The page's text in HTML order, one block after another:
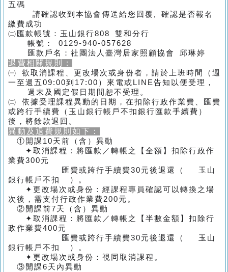
五碼
請確認收到本協會傳送給您回覆, 確認是否報名
繳費成功
㈡匯款帳號：玉山銀行808 雙和分行
帳號： 0129-940-057628
匯款戶名：社團法人臺灣居家照顧協會 邱琳婷
退費相關規則：
㈠ 欲取消課程、更改場次或身份者，請於上班時間（週
一至週五09:00到17:00）來電或LINE告知以便受理，
週末及國定假日期間恕不受理。
㈡ 依據受理課程異動的日期，在扣除行政作業費、匯費
或跨行手續費（玉山銀行帳戶不扣銀行匯款手續費）
後，將餘款退回。
異動及退費規則如下：
①開課10天前（含）異動
✦取消課程：將匯款／轉帳之【全額】扣除行政作
業費300元
匯費或跨行手續費30元後退還（ 玉山
銀行帳戶不扣 ）。
✦更改場次或身份：經課程專員確認可以轉換之場
次後，需支付行政作業費200元。
②開課前7天（含）異動
✦取消課程：將匯款／轉帳之【半數金額】扣除行
政作業費400元
匯費或跨行手續費30元後退還（ 玉山
銀行帳戶不扣 ）。
✦更改場次或身份：視同取消課程。
③開課6天內異動